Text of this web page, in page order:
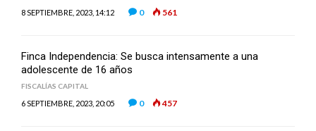
8 SEPTIEMBRE, 2023, 14:12 0 561
Finca Independencia: Se busca intensamente a una
adolescente de 16 años
FISCALÍAS CAPITAL
6 SEPTIEMBRE, 2023, 20:05 0 457